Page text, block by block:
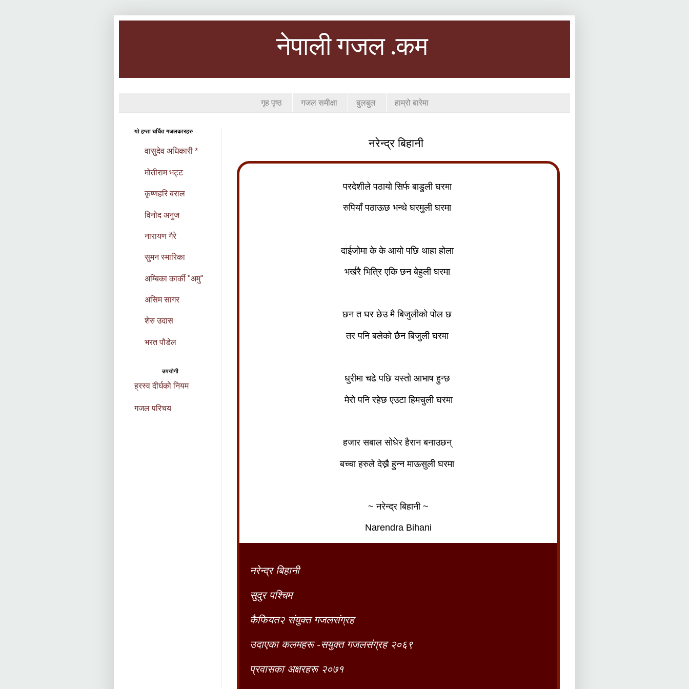
नेपाली गजल .कम
गृह पृष्ठ गजल समीक्षा बुलबुल हाम्रो बारेमा
नरेन्द्र बिहानी
परदेशीले पठायो सिर्फ बाडुली घरमा
रुपियाँ पठाऊछ भन्थे घरमुली घरमा
दाईजोमा के के आयो पछि थाहा होला
भर्खरै भित्रि एकि छन बेहुली घरमा
छन त घर छेउ मै बिजुलीको पोल छ
तर पनि बलेको छैन बिजुली घरमा
धुरीमा चढे पछि यस्तो आभाष हुन्छ
मेरो पनि रहेछ एउटा हिमचुली घरमा
हजार सबाल सोधेर हैरान बनाउछन्
बच्चा हरुले देख्नै हुन्न माऊसुली घरमा
~ नरेन्द्र बिहानी ~
Narendra Bihani
नरेन्द्र बिहानी
सुदुर पश्चिम
कैफियत२ संयुक्त गजलसंग्रह
उदाएका कलमहरू -सयुक्त गजलसंग्रह २०६९
प्रवासका अक्षरहरू २०७१
यो हप्ता चर्चित गजलकारहरु
वासुदेव अधिकारी *
मोतीराम भट्ट
कृष्णहरि बराल
विनोद अनुज
नारायण गैरे
सुमन स्मारिका
अम्बिका कार्की "अमु"
असिम सागर
शेरु उदास
भरत पौडेल
उपयोगी
ह्रस्व दीर्घको नियम
गजल परिचय